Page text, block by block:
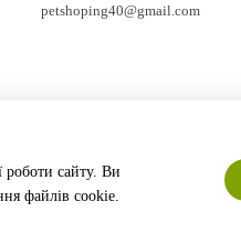
petshoping40@gmail.com
роботи сайту. Ви
файлів cookie.